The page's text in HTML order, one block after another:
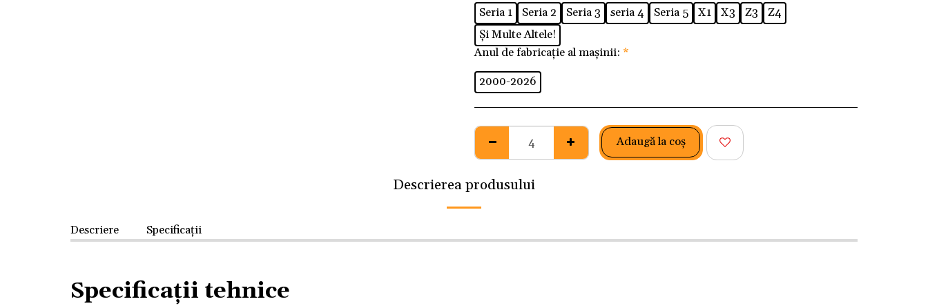
Seria 1
Seria 2 Seria 3 seria 4 Seria 5 X1 X3 Z3
Z4
Și Multe Altele!
Anul de fabricație al mașinii: *
2000-2026
Adaugă la coş
Descrierea produsului
Descriere Specificații
Specificații tehnice